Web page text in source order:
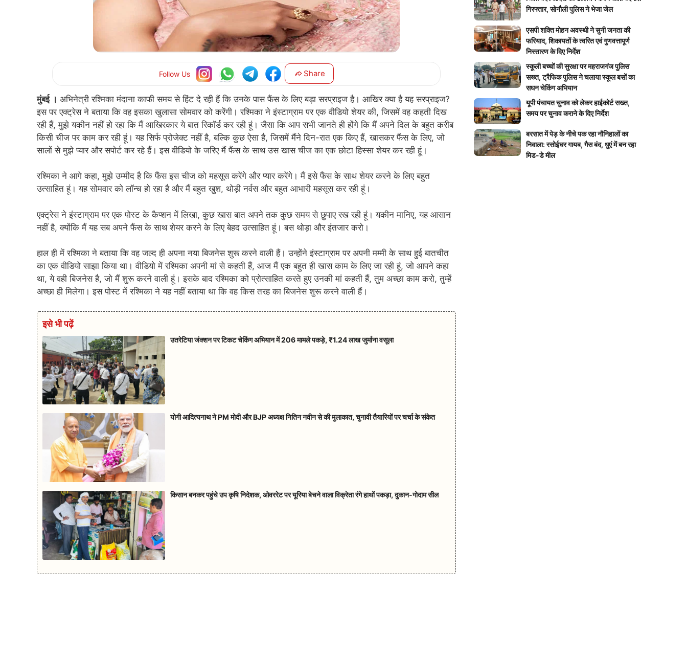
Follow Us Share
मुंबई । अभिनेत्री रश्मिका मंदाना काफी समय से हिंट दे रही हैं कि उनके पास फैंस के लिए बड़ा सरप्राइज है। आखिर क्या है यह सरप्राइज?
इस पर एक्ट्रेस ने बताया कि वह इसका खुलासा सोमवार को करेंगी। रश्मिका ने इंस्टाग्राम पर एक वीडियो शेयर की, जिसमें वह कहती दिख
रही हैं, मुझे यकीन नहीं हो रहा कि मैं आखिरकार ये बात रिकॉर्ड कर रही हूं। जैसा कि आप सभी जानते ही होंगे कि मैं अपने दिल के बहुत करीब
किसी चीज पर काम कर रही हूं। यह सिर्फ प्रोजेक्ट नहीं है, बल्कि कुछ ऐसा है, जिसमें मैंने दिन-रात एक किए हैं, खासकर फैंस के लिए, जो
सालों से मुझे प्यार और सपोर्ट कर रहे हैं। इस वीडियो के जरिए मैं फैंस के साथ उस खास चीज का एक छोटा हिस्सा शेयर कर रही हूं।
रश्मिका ने आगे कहा, मुझे उम्मीद है कि फैंस इस चीज को महसूस करेंगे और प्यार करेंगे। मैं इसे फैंस के साथ शेयर करने के लिए बहुत
उत्साहित हूं। यह सोमवार को लॉन्च हो रहा है और मैं बहुत खुश, थोड़ी नर्वस और बहुत आभारी महसूस कर रही हूं।
एक्ट्रेस ने इंस्टाग्राम पर एक पोस्ट के कैप्शन में लिखा, कुछ खास बात अपने तक कुछ समय से छुपाए रख रही हूं। यकीन मानिए, यह आसान
नहीं है, क्योंकि मैं यह सब अपने फैंस के साथ शेयर करने के लिए बेहद उत्साहित हूं। बस थोड़ा और इंतजार करो।
हाल ही में रश्मिका ने बताया कि वह जल्द ही अपना नया बिजनेस शुरू करने वाली हैं। उन्होंने इंस्टाग्राम पर अपनी मम्मी के साथ हुई बातचीत
का एक वीडियो साझा किया था। वीडियो में रश्मिका अपनी मां से कहती हैं, आज मैं एक बहुत ही खास काम के लिए जा रही हूं, जो आपने कहा
था, ये वही बिजनेस है, जो मैं शुरू करने वाली हूं। इसके बाद रश्मिका को प्रोत्साहित करते हुए उनकी मां कहती हैं, तुम अच्छा काम करो, तुम्हें
अच्छा ही मिलेगा। इस पोस्ट में रश्मिका ने यह नहीं बताया था कि वह किस तरह का बिजनेस शुरू करने वाली हैं।
इसे भी पढ़ें
उतरेटिया जंक्शन पर टिकट चेकिंग अभियान में 206 मामले पकड़े, ₹1.24 लाख जुर्माना वसूला
योगी आदित्यनाथ ने PM मोदी और BJP अध्यक्ष नितिन नवीन से की मुलाकात, चुनावी तैयारियों पर चर्चा के संकेत
किसान बनकर पहुंचे उप कृषि निदेशक, ओवररेट पर यूरिया बेचने वाला विक्रेता रंगे हाथों पकड़ा, दुकान-गोदाम सील
गिरफ्तार, सोनौली पुलिस ने भेजा जेल
एसपी शक्ति मोहन अवस्थी ने सुनी जनता की
फरियाद, शिकायतों के त्वरित एवं गुणवत्तापूर्ण
निस्तारण के दिए निर्देश
स्कूली बच्चों की सुरक्षा पर महराजगंज पुलिस
सख्त, ट्रैफिक पुलिस ने चलाया स्कूल बसों का
सघन चेकिंग अभियान
यूपी पंचायत चुनाव को लेकर हाईकोर्ट सख्त,
समय पर चुनाव कराने के दिए निर्देश
बरसात में पेड़ के नीचे पक रहा नौनिहालों का
निवाला: रसोईघर गायब, गैस बंद, धुएं में बन रहा
मिड-डे मील